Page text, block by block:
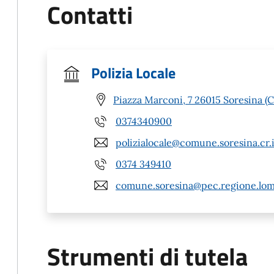
Contatti
Polizia Locale
Piazza Marconi, 7 26015 Soresina
0374340900
0374 349410
Strumenti di tutela